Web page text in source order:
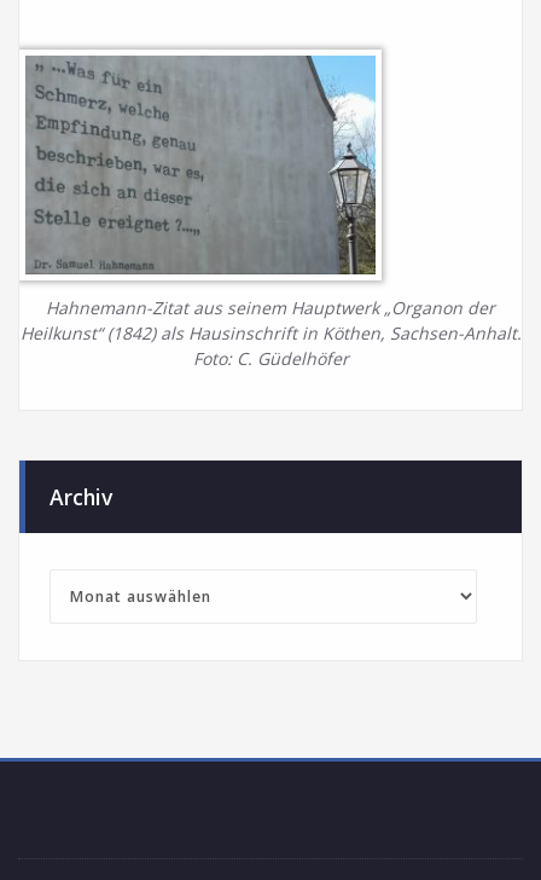
Hahnemann-Zitat aus seinem Hauptwerk „Organon der
Heilkunst“ (1842) als Hausinschrift in Köthen, Sachsen-Anhalt.
Foto: C. Güdelhöfer
Archiv